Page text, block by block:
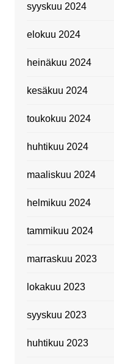
syyskuu 2024
elokuu 2024
heinäkuu 2024
kesäkuu 2024
toukokuu 2024
huhtikuu 2024
maaliskuu 2024
helmikuu 2024
tammikuu 2024
marraskuu 2023
lokakuu 2023
syyskuu 2023
huhtikuu 2023